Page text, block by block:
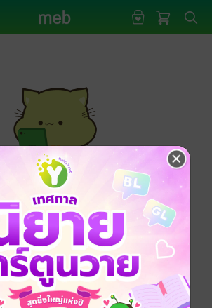
ระบบก่อนดำเนินรายการด้วยค่ะ
ล็อกอินเข้าระบบ